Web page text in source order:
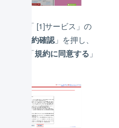
ーから「 [1]サービス」の
利用規約確認」を押し、
た上で「規約に同意する 」